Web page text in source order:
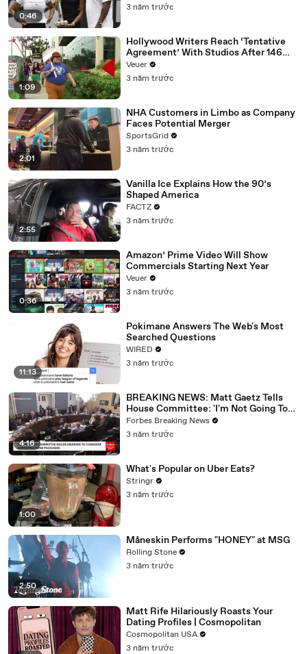
0:46
3 năm trước
1:09
Hollywood Writers Reach ‘Tentative
Agreement’ With Studios After 146
Day Strike
Veuer
3 năm trước
2:01
NHA Customers in Limbo as Company
Faces Potential Merger
SportsGrid
3 năm trước
2:55
Vanilla Ice Explains How the 90’s
Shaped America
FACTZ
3 năm trước
0:36
Amazon’ Prime Video Will Show
Commercials Starting Next Year
Veuer
3 năm trước
11:13
Pokimane Answers The Web's Most
Searched Questions
WIRED
3 năm trước
4:16
BREAKING NEWS: Matt Gaetz Tells
House Committee: 'I'm Not Going To
Vote For A Continuing Resolution'
Forbes Breaking News
3 năm trước
1:00
What's Popular on Uber Eats?
Stringr
3 năm trước
2:50
Måneskin Performs "HONEY" at MSG
Rolling Stone
3 năm trước
Matt Rife Hilariously Roasts Your
Dating Profiles | Cosmopolitan
Cosmopolitan USA
3 năm trước